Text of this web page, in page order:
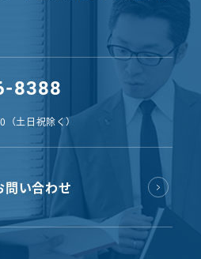
8388
土日祝除く）
問い合わせ